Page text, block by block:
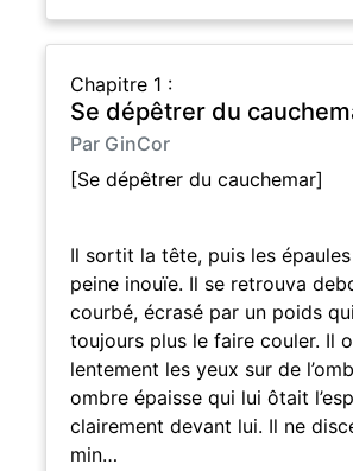
Chapitre 1 :
Se dépêtrer du
Par GinCor
[Se dépêtrer du cauchemar]
Il sortit la tête, puis les
peine inouïe. Il se retrouva
courbé, écrasé par un poids
toujours plus le faire couler. Il
lentement les yeux sur de
ombre épaisse qui lui ôtait
clairement devant lui. Il ne
min…